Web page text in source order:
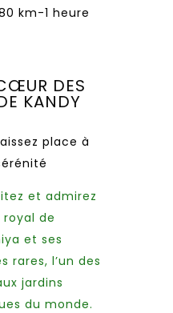
km-1 heure
DES
KANDY
place à
et admirez
de
et ses
rares, l’un des
jardins
du monde.